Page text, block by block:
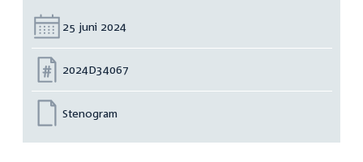
Datum:
25 juni 2024
Nummer:
2024D34067
Stenogram